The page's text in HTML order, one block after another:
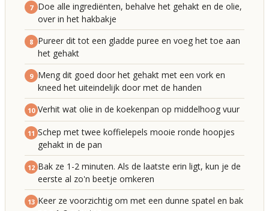
7 Doe alle ingrediënten, behalve het gehakt en de olie,
over in het hakbakje
8 Pureer dit tot een gladde puree en voeg het toe aan
het gehakt
9 Meng dit goed door het gehakt met een vork en
kneed het uiteindelijk door met de handen
10 Verhit wat olie in de koekenpan op middelhoog vuur
11 Schep met twee koffielepels mooie ronde hoopjes
gehakt in de pan
12 Bak ze 1-2 minuten. Als de laatste erin ligt, kun je de
eerste al zo'n beetje omkeren
13 Keer ze voorzichtig om met een dunne spatel en bak